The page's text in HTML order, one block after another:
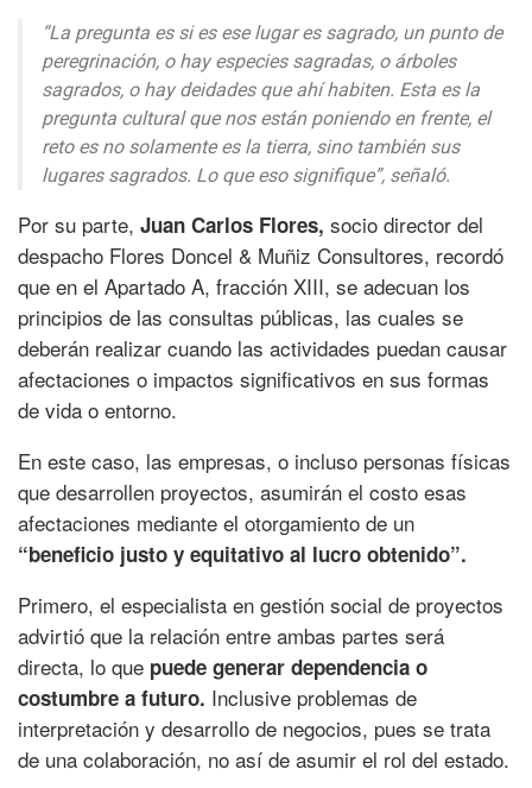
“La pregunta es si es ese lugar es sagrado, un punto de
peregrinación, o hay especies sagradas, o árboles
sagrados, o hay deidades que ahí habiten. Esta es la
pregunta cultural que nos están poniendo en frente, el
reto es no solamente es la tierra, sino también sus
lugares sagrados. Lo que eso signifique”, señaló.
Por su parte, Juan Carlos Flores, socio director del
despacho Flores Doncel & Muñiz Consultores, recordó
que en el Apartado A, fracción XIII, se adecuan los
principios de las consultas públicas, las cuales se
deberán realizar cuando las actividades puedan causar
afectaciones o impactos significativos en sus formas
de vida o entorno.
En este caso, las empresas, o incluso personas físicas
que desarrollen proyectos, asumirán el costo esas
afectaciones mediante el otorgamiento de un
“beneficio justo y equitativo al lucro obtenido”.
Primero, el especialista en gestión social de proyectos
advirtió que la relación entre ambas partes será
directa, lo que puede generar dependencia o
costumbre a futuro. Inclusive problemas de
interpretación y desarrollo de negocios, pues se trata
de una colaboración, no así de asumir el rol del estado.